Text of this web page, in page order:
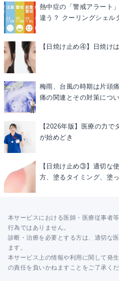
熱中症の「警戒アラート
違う？ クーリングシェル
【日焼け止め④】日焼け
梅雨、台風の時期は片頭
痛の関連とその対策につ
【2026年版】医療の力
が始めどき
【日焼け止め③】適切な
方、塗るタイミング、塗
本サービスにおける医師・医療従事者
行為ではありません。
診断・治療を必要とする方は、適切な
ます。
本サービス上の情報や利用に関して発
の責任を負いかねますことをご了承くだ